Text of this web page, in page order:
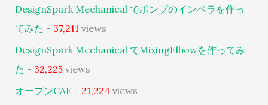
DesignSpark Mechanical でポンプのインペラを作っ
てみた - 37,211 views
DesignSpark Mechanical でMixingElbowを作ってみ
た - 32,225views
オープンCAE - 21,224views